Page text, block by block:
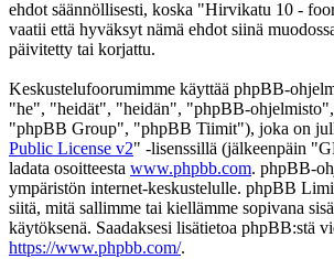
ehdot säännöllisesti, koska "Hirvikatu 10 -
vaatii että hyväksyt nämä ehdot siinä
päivitetty tai korjattu.
Keskustelufoorumimme käyttää phpBB-
"he", "heidät", "heidän", "phpBB-
"phpBB Group", "phpBB Tiimit"), joka on
Public License v2" -lisenssillä (jälkeenpäin
ladata osoitteesta www.phpbb.com. phpBB-
ympäristön internet-keskustelulle. phpBB
siitä, mitä sallimme tai kiellämme sopivana
käytöksenä. Saadaksesi lisätietoa phpBB:stä
https://www.phpbb.com/.